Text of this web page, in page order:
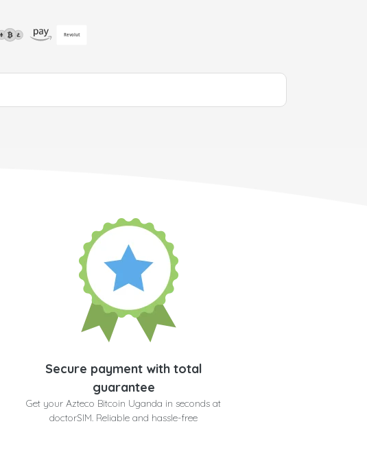
Secure payment with total
guarantee
Get your Azteco Bitcoin Uganda in seconds at
doctorSIM. Reliable and hassle-free